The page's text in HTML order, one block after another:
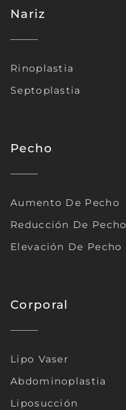
Nariz
Rinoplastia
Septoplastia
Pecho
Aumento De Pecho
Reducción De Pecho
Elevación De Pecho
Corporal
Lipo Vaser
Abdominoplastia
Liposucción